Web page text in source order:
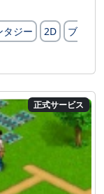
タジー 2D
ブ
正式サービス